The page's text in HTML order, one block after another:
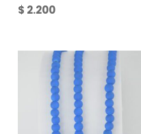
$ 2.200